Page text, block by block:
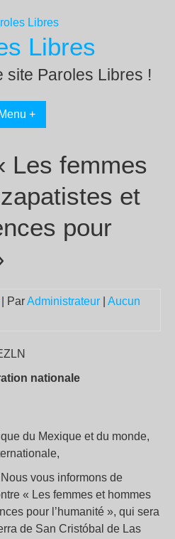
Libres
site Paroles Libres !
Menu +
Les femmes
et
pour
| ParAdministrateur
Aucun
nationale
du Mexique et du monde,
vous informons de
« Les femmes et hommes
pour l’humanité », qui sera
de San Cristóbal de Las